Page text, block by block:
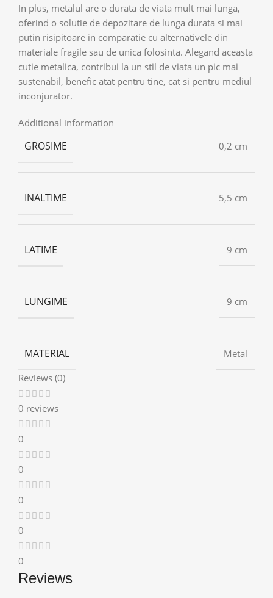
In plus, metalul are o durata de viata mult mai lunga,
oferind o solutie de depozitare de lunga durata si mai
putin risipitoare in comparatie cu alternativele din
materiale fragile sau de unica folosinta. Alegand aceasta
cutie metalica, contribui la un stil de viata un pic mai
sustenabil, benefic atat pentru tine, cat si pentru mediul
inconjurator.
Additional information
GROSIME 0,2 cm
INALTIME 5,5 cm
LATIME 9 cm
LUNGIME 9 cm
MATERIAL
Metal
Reviews (0)
0 reviews
0
0
0
0
0
Reviews